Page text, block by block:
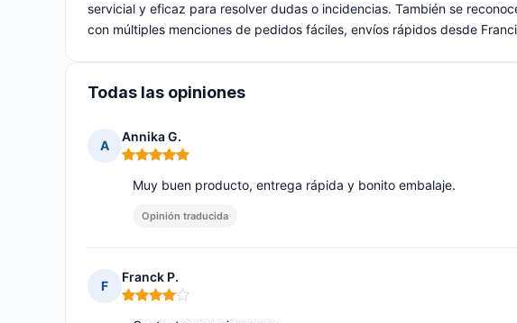
servicial y eficaz para resolver dudas o incidencias. También se
con múltiples menciones de pedidos fáciles, envíos rápidos desde
Todas las opiniones
A
Annika G.
Nota: 5 de 5
Muy buen producto, entrega rápida y bonito embalaje.
Opinión traducida
F
Franck P.
Nota: 4 de 5